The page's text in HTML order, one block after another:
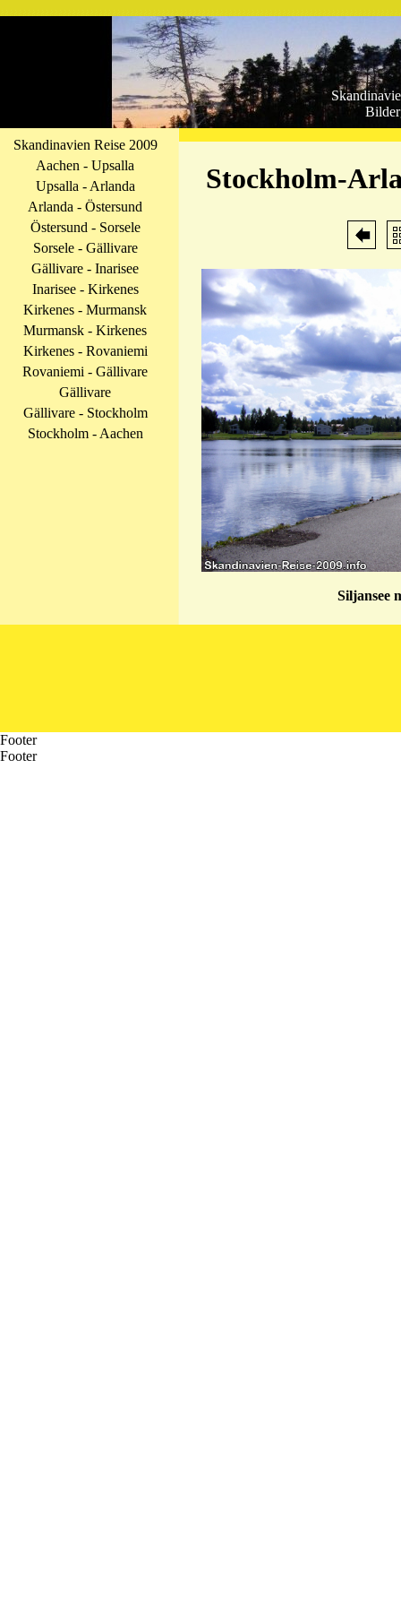
Skandinavien Reise 2009
Aachen - Upsalla
Upsalla - Arlanda
Arlanda - Östersund
Östersund - Sorsele
Sorsele - Gällivare
Gällivare - Inarisee
Inarisee - Kirkenes
Kirkenes - Murmansk
Murmansk - Kirkenes
Kirkenes - Rovaniemi
Rovaniemi - Gällivare
Gällivare
Gällivare - Stockholm
Stockholm - Aachen
Stockholm-
Siljansee
Footer
Footer